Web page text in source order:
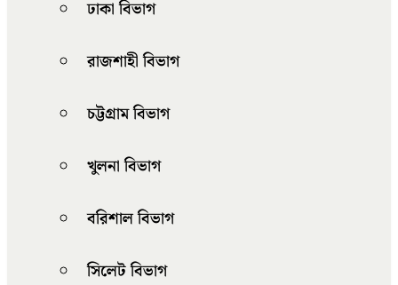
ঢাকা বিভাগ
রাজশাহী বিভাগ
চট্টগ্রাম বিভাগ
খুলনা বিভাগ
বরিশাল বিভাগ
সিলেট বিভাগ